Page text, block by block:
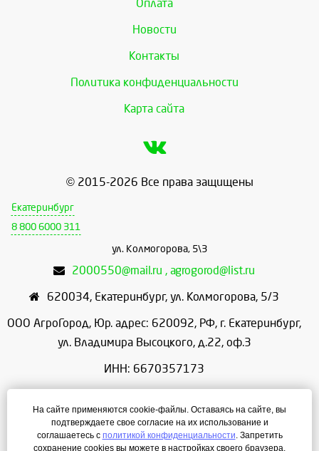
Оплата
Новости
Контакты
Политика конфиденциальности
Карта сайта
© 2015-2026 Все права защищены
Екатеринбург
8 800 6000 311
ул. Колмогорова, 5\3
2000550@mail.ru , agrogorod@list.ru
620034, Екатеринбург, ул. Колмогорова, 5/3
ООО АгроГород, Юр. адрес: 620092, РФ, г. Екатеринбург,
ул. Владимира Высоцкого, д.22, оф.3
ИНН: 6670357173
ОГРН: 1156658086166
Режим работы: с 9:00 до 18:00
На сайте применяются cookie-файлы. Оставаясь на сайте, вы
подтверждаете свое согласие на их использование и
соглашаетесь с политикой конфиденциальности. Запретить
сохранение cookies вы можете в настройках своего браузера.